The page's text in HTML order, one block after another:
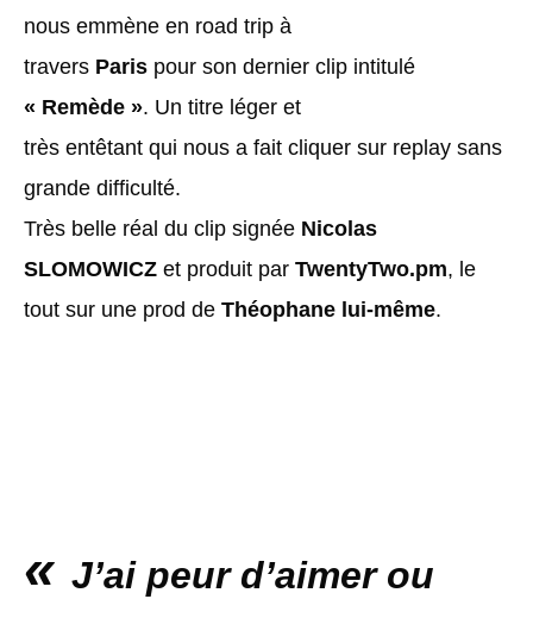
nous emmène en road trip à
travers Paris pour son dernier clip intitulé
« Remède ». Un titre léger et
très entêtant qui nous a fait cliquer sur replay sans
grande difficulté.
Très belle réal du clip signée Nicolas
SLOMOWICZ et produit par TwentyTwo.pm, le
tout sur une prod de Théophane lui-même.
« J’ai peur d’aimer ou